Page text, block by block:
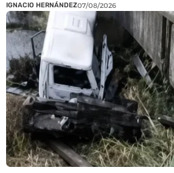
IGNACIO HERNÁNDEZ07/08/2026